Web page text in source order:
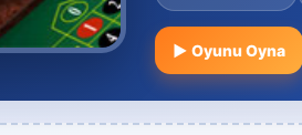
▶ Oyunu Oyna